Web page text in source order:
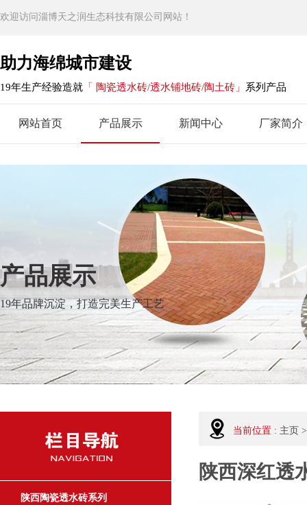
欢迎访问淄博天之润生态科技有限公司网站！
助力海绵城市建设
19年生产经验造就 「 陶瓷透水砖/透水铺地砖/陶土砖」 系列产品
网站首页 产品展示 新闻中心 厂家简介
产品展示
19年品牌沉淀，打造完美生产工艺
当前位置 : 主页
陕西深红透
陕西陶瓷透水砖系列